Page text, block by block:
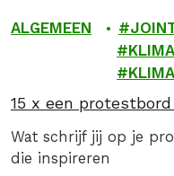
ALGEMEEN
15 x een
Wat schrijf jij op je
die inspireren